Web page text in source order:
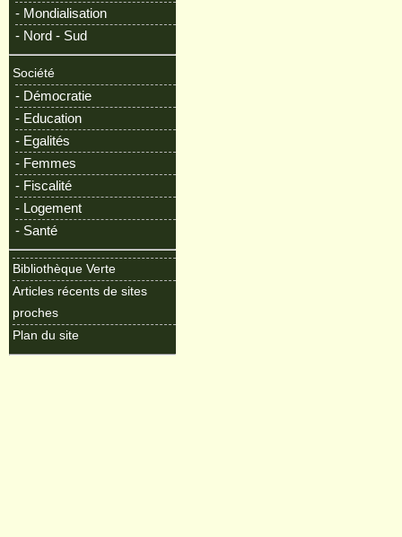
- Mondialisation
- Nord - Sud
Société
- Démocratie
- Education
- Egalités
- Femmes
- Fiscalité
- Logement
- Santé
Bibliothèque Verte
Articles récents de sites
proches
Plan du site